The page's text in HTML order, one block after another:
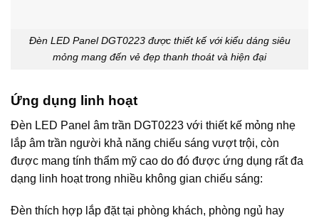
Đèn LED Panel DGT0223 được thiết kế với kiểu dáng siêu
mỏng mang đến vẻ đẹp thanh thoát và hiện đại
Ứng dụng linh hoạt
Đèn LED Panel âm trần DGT0223 với thiết kế mỏng nhẹ
lắp âm trần người khả năng chiếu sáng vượt trội, còn
được mang tính thẩm mỹ cao do đó được ứng dụng rất đa
dạng linh hoạt trong nhiều không gian chiếu sáng:
Đèn thích hợp lắp đặt tại phòng khách, phòng ngủ hay